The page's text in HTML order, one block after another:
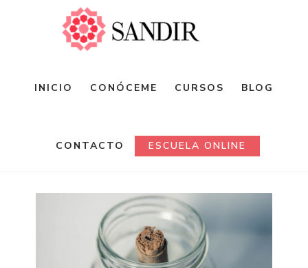
INICIO CONÓCEME CURSOS BLOG
CONTACTO ESCUELA ONLINE